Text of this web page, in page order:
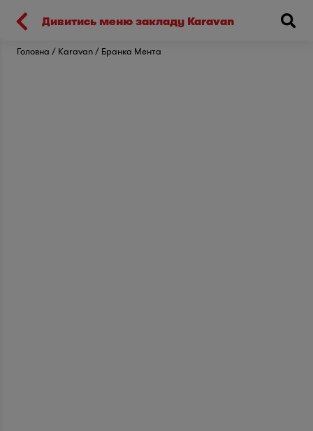
Киев
Головна Karavan Бранка Мента
Дивитись меню закладу Karavan